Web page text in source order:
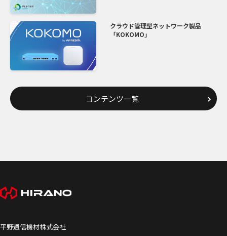
クラウド管理型ネットワーク製品
「KOKOMO」
コンテンツ一覧
平野通信機材株式会社